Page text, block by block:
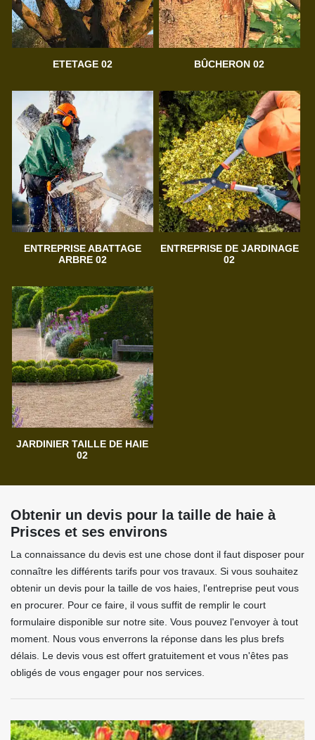
ETETAGE 02 BÛCHERON 02
ENTREPRISE ABATTAGE
ARBRE 02
ENTREPRISE DE JARDINAGE
02
JARDINIER TAILLE DE HAIE
02
Obtenir un devis pour la taille de haie à
Prisces et ses environs
La connaissance du devis est une chose dont il faut disposer pour
connaître les différents tarifs pour vos travaux. Si vous souhaitez
obtenir un devis pour la taille de vos haies, l'entreprise peut vous
en procurer. Pour ce faire, il vous suffit de remplir le court
formulaire disponible sur notre site. Vous pouvez l'envoyer à tout
moment. Nous vous enverrons la réponse dans les plus brefs
délais. Le devis vous est offert gratuitement et vous n'êtes pas
obligés de vous engager pour nos services.